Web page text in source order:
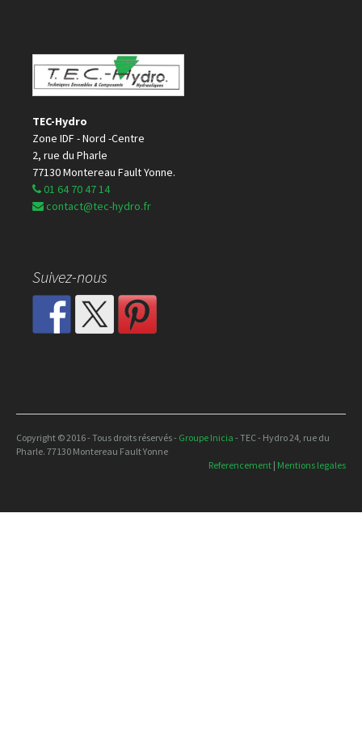
TEC-Hydro
Zone IDF - Nord -Centre
2, rue du Pharle
77130 Montereau Fault Yonne.
01 64 70 47 14
contact@tec-hydro.fr
Suivez-nous
Copyright © 2016 - Tous droits réservés - Groupe Inicia - TEC - Hydro 24, rue du
Pharle. 77130 Montereau Fault Yonne
Referencement | Mentions legales